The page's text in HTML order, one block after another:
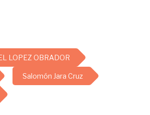
LOPEZ OBRADOR
Salomón Jara Cruz